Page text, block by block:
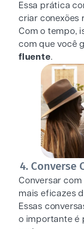
Essa prática
criar conexões
Com o tempo,
com que você
fluente.
4. Converse
Conversar
mais eficazes
Essas
o importante é